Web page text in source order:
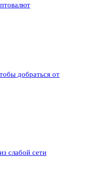
добраться от
слабой сети